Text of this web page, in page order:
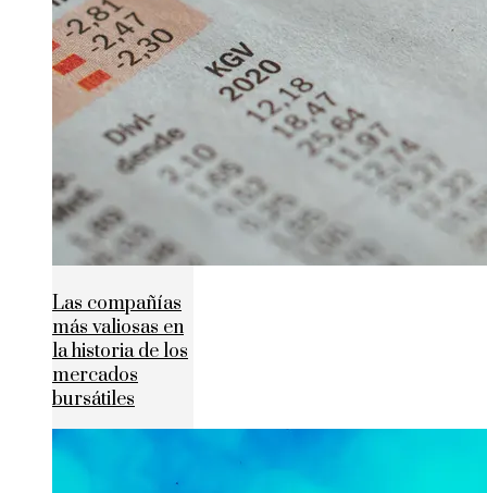
Las compañías
más valiosas en
la historia de los
mercados
bursátiles